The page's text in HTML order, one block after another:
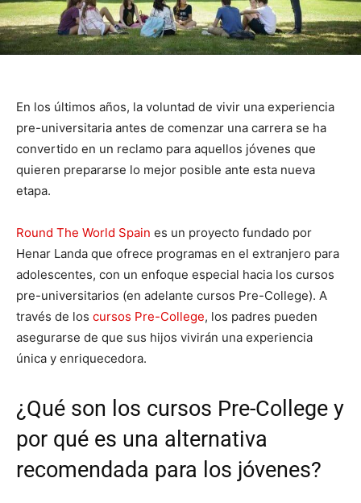
En los últimos años, la voluntad de vivir una experiencia
pre-universitaria antes de comenzar una carrera se ha
convertido en un reclamo para aquellos jóvenes que
quieren prepararse lo mejor posible ante esta nueva
etapa.
Round The World Spain es un proyecto fundado por
Henar Landa que ofrece programas en el extranjero para
adolescentes, con un enfoque especial hacia los cursos
pre-universitarios (en adelante cursos Pre-College). A
través de los cursos Pre-College, los padres pueden
asegurarse de que sus hijos vivirán una experiencia
única y enriquecedora.
¿Qué son los cursos Pre-College y
por qué es una alternativa
recomendada para los jóvenes?